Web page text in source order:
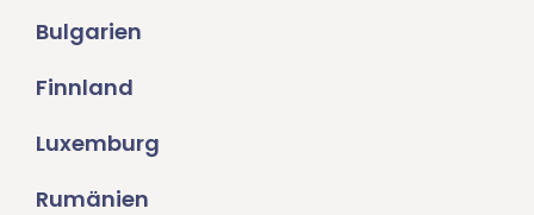
Bulgarien
Finnland
Luxemburg
Rumänien